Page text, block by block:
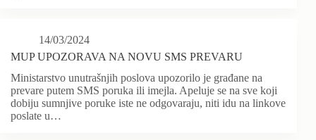
14/03/2024
MUP UPOZORAVA NA NOVU SMS PREVARU
Ministarstvo unutrašnjih poslova upozorilo je građane na
prevare putem SMS poruka ili imejla. Apeluje se na sve koji
dobiju sumnjive poruke iste ne odgovaraju, niti idu na linkove
poslate u…